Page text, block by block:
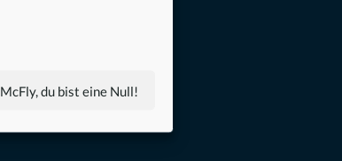
McFly, du bist eine Null!